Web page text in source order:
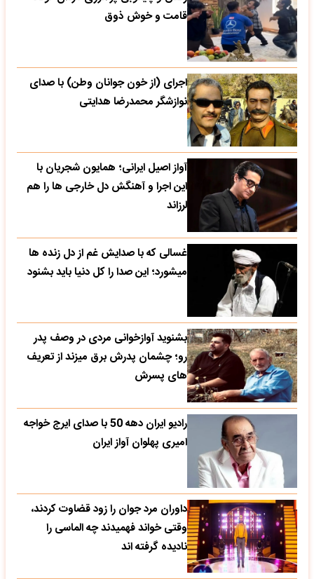
قامت و خوش ذوق
اجرای (از خون جوانان وطن) با صدای
نوازشگر محمدرضا هدایتی
آواز اصیل ایرانی؛ همایون شجریان با
این اجرا و آهنگش دل خارجی ها را هم
لرزاند
غسالی که با صدایش غم از دل زنده ها
میشورد؛ این صدا را کل دنیا باید بشنود
بشنوید آوازخوانی مردی در وصف پدر
رو؛ چشمان پدرش برق میزند از تعریف
های پسرش
رادیو ایران دهه 50 با صدای ایرج خواجه
امیری پهلوان آواز ایران
داوران مرد جوان را زود قضاوت کردند،
وقتی خواند فهمیدند چه الماسی را
نادیده گرفته اند